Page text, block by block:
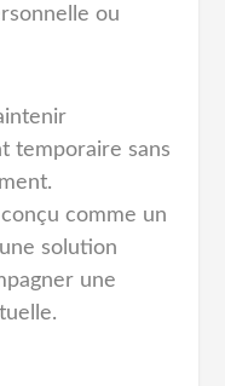
ou
temporaire sans
comme un
solution
une